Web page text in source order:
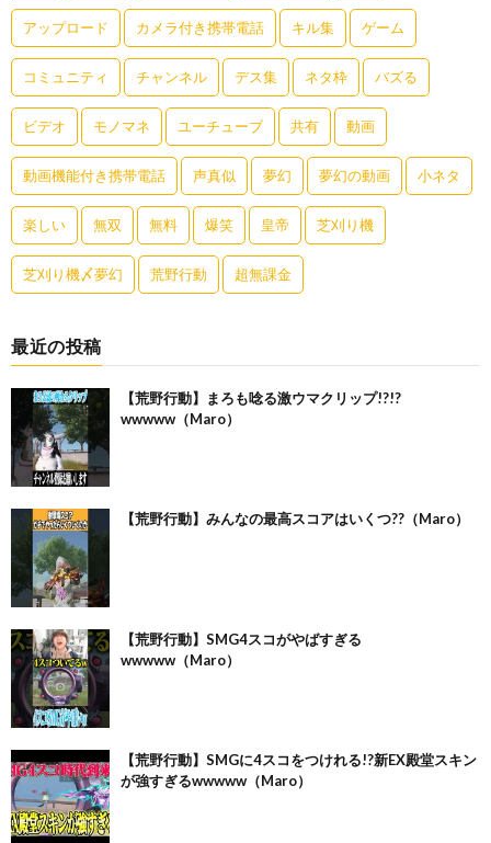
アップロード カメラ付き携帯電話 キル集 ゲーム
コミュニティ チャンネル デス集 ネタ枠 バズる
ビデオ モノマネ ユーチューブ 共有 動画
動画機能付き携帯電話 声真似 夢幻 夢幻の動画 小ネタ
楽しい 無双 無料 爆笑 皇帝 芝刈り機
芝刈り機〆夢幻 荒野行動 超無課金
最近の投稿
【荒野行動】まろも唸る激ウマクリップ!?!?
wwwww（Maro）
【荒野行動】みんなの最高スコアはいくつ??（Maro）
【荒野行動】SMG4スコがやばすぎる
wwwww（Maro）
【荒野行動】SMGに4スコをつけれる!?新EX殿堂スキン
が強すぎるwwwww（Maro）